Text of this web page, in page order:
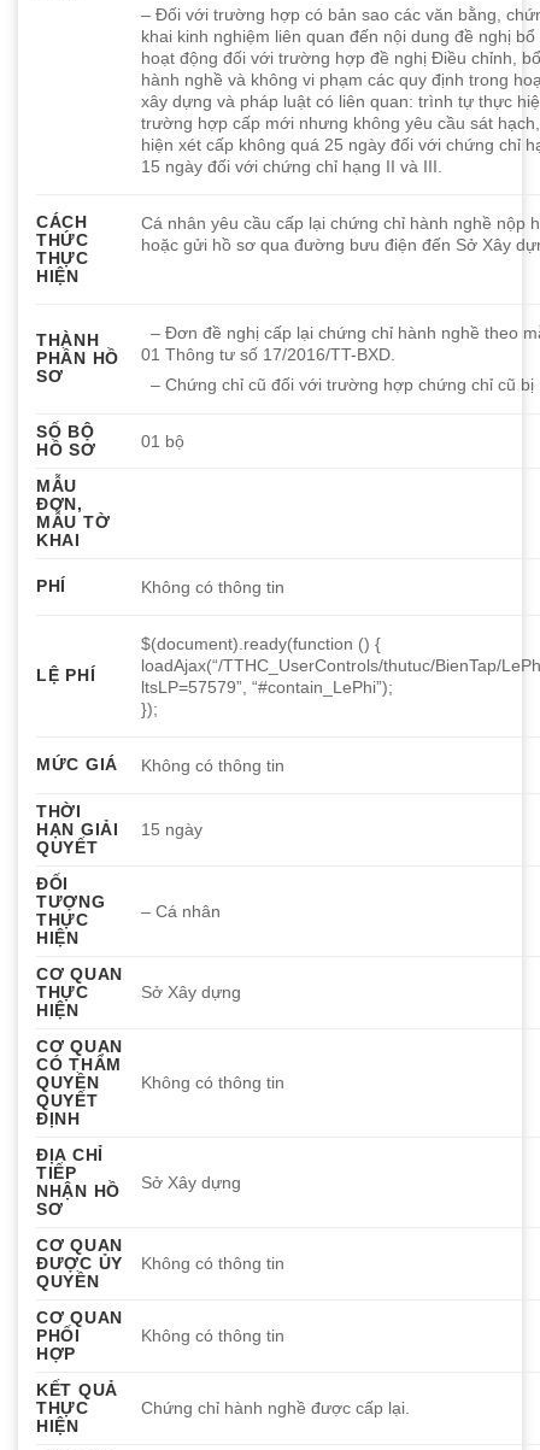
–Đối với trường hợpcó bản sao các văn bằng,
khai kinh nghiệm liên quan đến nội dung đề nghị
hoạt động đối với trường hợp đề nghị Điều chỉnh,
hành nghề và không vi phạm các quy định trong
xây dựng và pháp luật có liên quan: trình tự thực
trường hợp cấp mới nhưng không yêu cầu sát
hiện xét cấp không quá 25 ngày đối với chứng chỉ
15 ngày đối với chứng chỉ hạng II và III.
CÁCH
THỨC
THỰC
HIỆN
Cá nhân yêu cầu cấp lại chứng chỉ hành nghề nộp
hoặc gửi hồ sơ qua đường bưu điện đến Sở Xây
THÀNH
PHẦN HỒ
SƠ
– Đơn đề nghị cấp lại chứng chỉ hành nghề theo
01 Thông tư số 17/2016/TT-BXD.
– Chứng chỉ cũ đối với trường hợp chứng chỉ cũ
SỐ BỘ
HỒ SƠ
01 bộ
MẪU
ĐƠN,
MẪU TỜ
KHAI
PHÍ Không có thông tin
LỆ PHÍ
$(document).ready(function () {
loadAjax(“/TTHC_UserControls/thutuc/BienTap/
ltsLP=57579”, “#contain_LePhi”);
});
MỨC GIÁ Không có thông tin
THỜI
HẠN GIẢI
QUYẾT
15 ngày
ĐỐI
TƯỢNG
THỰC
HIỆN
– Cá nhân
CƠ QUAN
THỰC
HIỆN
Sở Xây dựng
CƠ QUAN
CÓ THẨM
QUYỀN
QUYẾT
ĐỊNH
Không có thông tin
ĐỊA CHỈ
TIẾP
NHẬN HỒ
SƠ
Sở Xây dựng
CƠ QUAN
ĐƯỢC ỦY
QUYỀN
Không có thông tin
CƠ QUAN
PHỐI
HỢP
Không có thông tin
KẾT QUẢ
THỰC
HIỆN
Chứng chỉ hành nghề được cấp lại.